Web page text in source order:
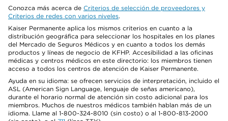
Conozca más acerca de Criterios de selección de proveedores y
Criterios de redes con varios niveles.
Kaiser Permanente aplica los mismos criterios en cuanto a la
distribución geográfica para seleccionar los hospitales en los planes
del Mercado de Seguros Médicos y en cuanto a todos los demás
productos y líneas de negocio de KFHP. Accesibilidad a las oficinas
médicas y centros médicos en este directorio: los miembros tienen
acceso a todos los centros de atención de Kaiser Permanente.
Ayuda en su idioma: se ofrecen servicios de interpretación, incluido el
ASL (American Sign Language, lenguaje de señas americano),
durante el horario normal de atención sin costo adicional para los
miembros. Muchos de nuestros médicos también hablan más de un
idioma. Llame al 1-800-324-8010 (sin costo) o al 1-800-813-2000